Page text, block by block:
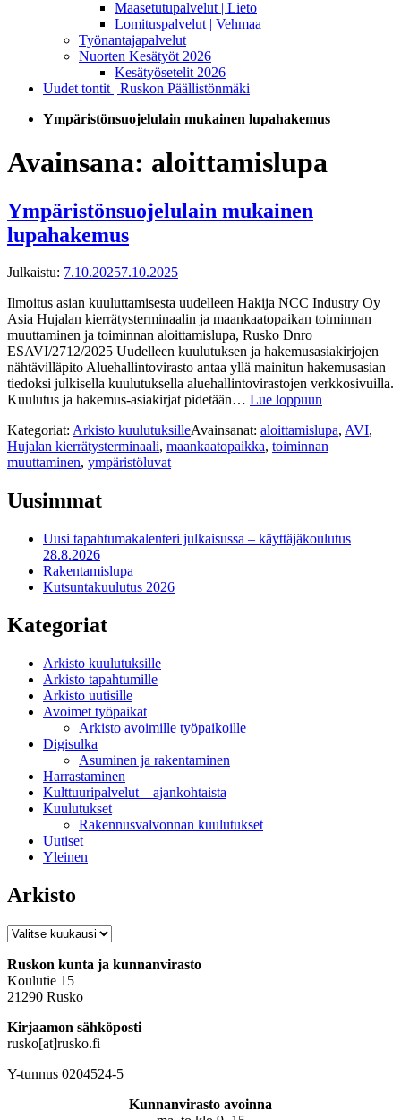
Maasetutupalvelut | Lieto
Lomituspalvelut | Vehmaa
Työnantajapalvelut
Nuorten Kesätyöt 2026
Kesätyösetelit 2026
Uudet tontit | Ruskon Päällistönmäki
Ympäristönsuojelulain mukainen lupahakemus
Avainsana: aloittamislupa
Ympäristönsuojelulain mukainen
lupahakemus
Julkaistu: 7.10.20257.10.2025
Ilmoitus asian kuuluttamisesta uudelleen Hakija NCC Industry Oy
Asia Hujalan kierrätysterminaalin ja maankaatopaikan toiminnan
muuttaminen ja toiminnan aloittamislupa, Rusko Dnro
ESAVI/2712/2025 Uudelleen kuulutuksen ja hakemusasiakirjojen
nähtävilläpito Aluehallintovirasto antaa yllä mainitun hakemusasian
tiedoksi julkisella kuulutuksella aluehallintovirastojen verkkosivuilla.
Kuulutus ja hakemus-asiakirjat pidetään… Lue loppuun
Kategoriat: Arkisto kuulutuksilleAvainsanat: aloittamislupa, AVI,
Hujalan kierrätysterminaali, maankaatopaikka, toiminnan
muuttaminen, ympäristöluvat
Uusimmat
Uusi tapahtumakalenteri julkaisussa – käyttäjäkoulutus
28.8.2026
Rakentamislupa
Kutsuntakuulutus 2026
Kategoriat
Arkisto kuulutuksille
Arkisto tapahtumille
Arkisto uutisille
Avoimet työpaikat
Arkisto avoimille työpaikoille
Digisulka
Asuminen ja rakentaminen
Harrastaminen
Kulttuuripalvelut – ajankohtaista
Kuulutukset
Rakennusvalvonnan kuulutukset
Uutiset
Yleinen
Arkisto
Arkisto
Ruskon kunta ja kunnanvirasto
Koulutie 15
21290 Rusko
Kirjaamon sähköposti
rusko[at]rusko.fi
Y-tunnus 0204524-5
Kunnanvirasto avoinna